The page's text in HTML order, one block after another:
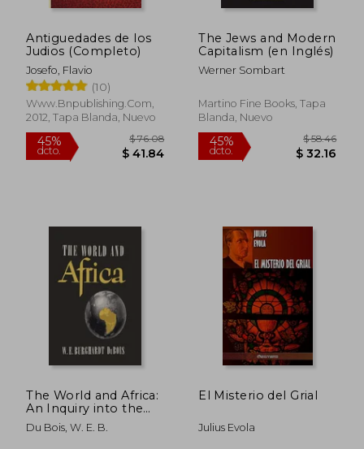
40%
dcto.
Antiguedades de los
Judios (Completo)
Josefo, Flavio
(10)
Www.bnpublishing.com,
2012, Tapa Blanda, Nuevo
The Jews and Modern
Capitalism (en Inglés)
Werner Sombart
Martino Fine Books, Tapa
Blanda, Nuevo
The World and Africa:
An Inquiry into the
Part Which Africa Has
Played in World
Du Bois, W. E. B.
El Misterio del Grial
Julius Evola